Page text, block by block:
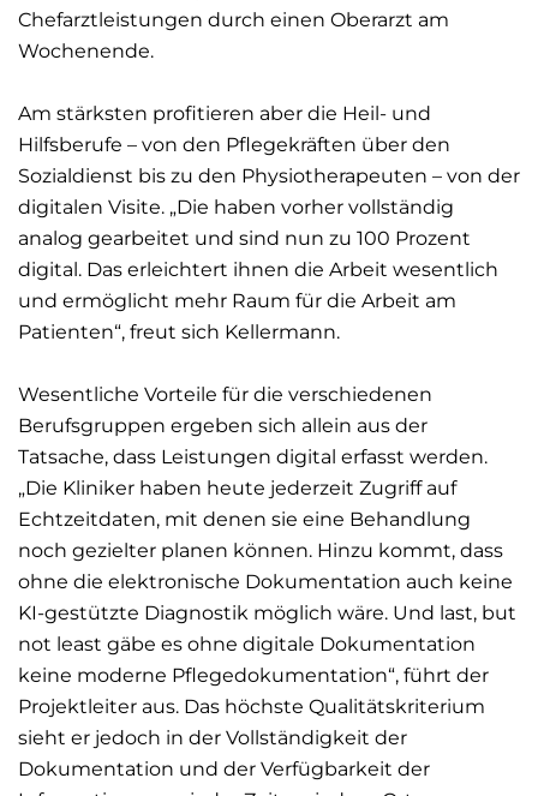
Chefarztleistungen durch einen Oberarzt am
Wochenende.
Am stärksten profitieren aber die Heil- und
Hilfsberufe – von den Pflegekräften über den
Sozialdienst bis zu den Physiotherapeuten – von der
digitalen Visite. „Die haben vorher vollständig
analog gearbeitet und sind nun zu 100 Prozent
digital. Das erleichtert ihnen die Arbeit wesentlich
und ermöglicht mehr Raum für die Arbeit am
Patienten“, freut sich Kellermann.
Wesentliche Vorteile für die verschiedenen
Berufsgruppen ergeben sich allein aus der
Tatsache, dass Leistungen digital erfasst werden.
„Die Kliniker haben heute jederzeit Zugriff auf
Echtzeitdaten, mit denen sie eine Behandlung
noch gezielter planen können. Hinzu kommt, dass
ohne die elektronische Dokumentation auch keine
KI-gestützte Diagnostik möglich wäre. Und last, but
not least gäbe es ohne digitale Dokumentation
keine moderne Pflegedokumentation“, führt der
Projektleiter aus. Das höchste Qualitätskriterium
sieht er jedoch in der Vollständigkeit der
Dokumentation und der Verfügbarkeit der